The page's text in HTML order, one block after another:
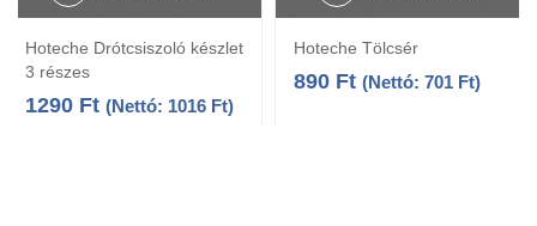
Hoteche Drótcsiszoló készlet
3 részes
1290 Ft (Nettó: 1016 Ft)
Hoteche Tölcsér
890 Ft (Nettó: 701 Ft)